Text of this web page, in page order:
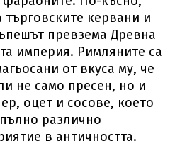
търговските кервани и
превзема Древна
империя. Римляните са
от вкуса му, че
не само пресен, но и
оцет и сосове, което
различно
в античността.